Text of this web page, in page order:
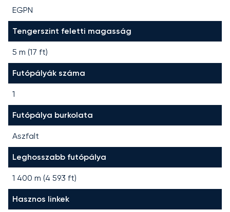
EGPN
Tengerszint feletti magasság
5 m (17 ft)
Futópályák száma
1
Futópálya burkolata
Aszfalt
Leghosszabb futópálya
1 400 m (4 593 ft)
Hasznos linkek